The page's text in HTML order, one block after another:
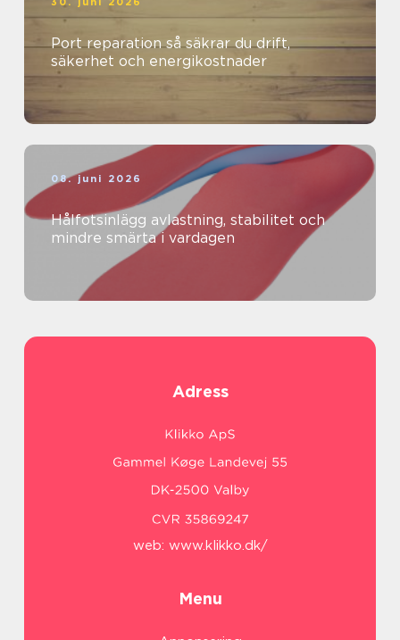
Port reparation så säkrar du drift,
säkerhet och energikostnader
08. juni 2026
Hålfotsinlägg avlastning, stabilitet och
mindre smärta i vardagen
Adress
web: www.klikko.dk/
Menu